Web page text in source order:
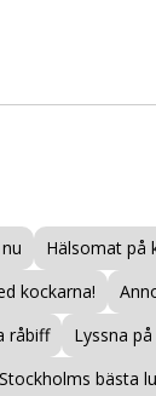
Hälsomat på
kockarna!
råbiff Lyssna
Stockholms bästa